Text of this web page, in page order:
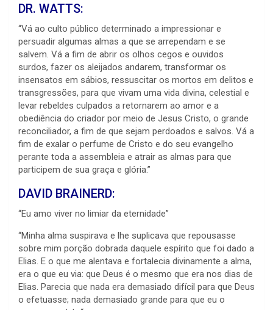
DR. WATTS:
“Vá ao culto público determinado a impressionar e
persuadir algumas almas a que se arrependam e se
salvem. Vá a fim de abrir os olhos cegos e ouvidos
surdos, fazer os aleijados andarem, transformar os
insensatos em sábios, ressuscitar os mortos em delitos e
transgressões, para que vivam uma vida divina, celestial e
levar rebeldes culpados a retornarem ao amor e a
obediência do criador por meio de Jesus Cristo, o grande
reconciliador, a fim de que sejam perdoados e salvos. Vá a
fim de exalar o perfume de Cristo e do seu evangelho
perante toda a assembleia e atrair as almas para que
participem de sua graça e glória.”
DAVID BRAINERD:
“Eu amo viver no limiar da eternidade”
“Minha alma suspirava e lhe suplicava que repousasse
sobre mim porção dobrada daquele espírito que foi dado a
Elias. E o que me alentava e fortalecia divinamente a alma,
era o que eu via: que Deus é o mesmo que era nos dias de
Elias. Parecia que nada era demasiado difícil para que Deus
o efetuasse; nada demasiado grande para que eu o